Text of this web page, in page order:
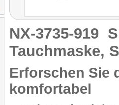
NX-3735-919
Tauchmaske,
Erforschen Sie
komfortabel